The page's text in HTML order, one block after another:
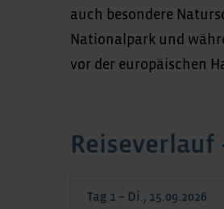
auch besondere
Nationalpark und
vor der europäischen
Reiseverlauf
Tag 1 – Di., 15.09.2026